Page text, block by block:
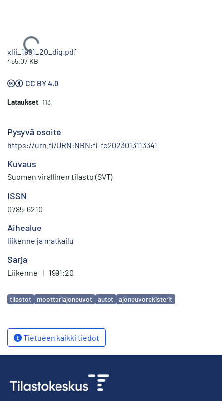
Ladataan...
xlii_1991_20_dig.pdf
455.07 KB
CC BY 4.0
Lataukset 113
Pysyvä osoite
https://urn.fi/URN:NBN:fi-fe2023013113341
Kuvaus
Suomen virallinen tilasto (SVT)
ISSN
0785-6210
Aihealue
liikenne ja matkailu
Sarja
Liikenne | 1991:20
Avainsanat
tilastot moottoriajoneuvot autot ajoneuvorekisterit
Tietueen kaikki tiedot